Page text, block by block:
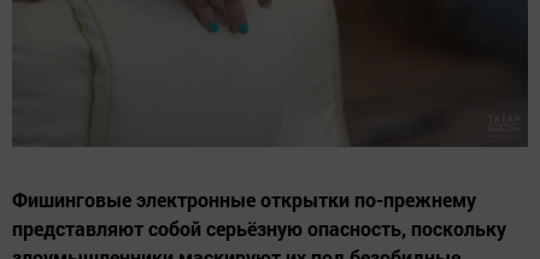
Фишинговые электронные открытки по-прежнему
представляют собой серьёзную опасность, поскольку